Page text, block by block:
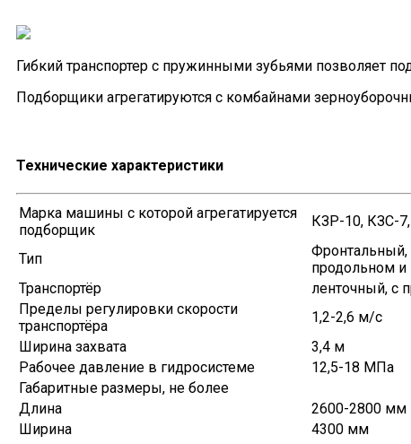
Гибкий транспортер с пружинными зубьями позволяет
Подборщики агрегатируются с комбайнами
Технические характеристики
Марка машины с которой агрегатируется
подборщик
КЗР-10, КЗС-
Тип
продольном и
Транспортёр
ленточный, с
Пределы регулировки скорости
транспортёра
1,2-2,6 м/c
Ширина захвата
3,4 м
Рабочее давление в гидросистеме
12,5-18 МПа
Габаритные размеры, не более
Длина
2600-2800 мм
Ширина
4300 мм